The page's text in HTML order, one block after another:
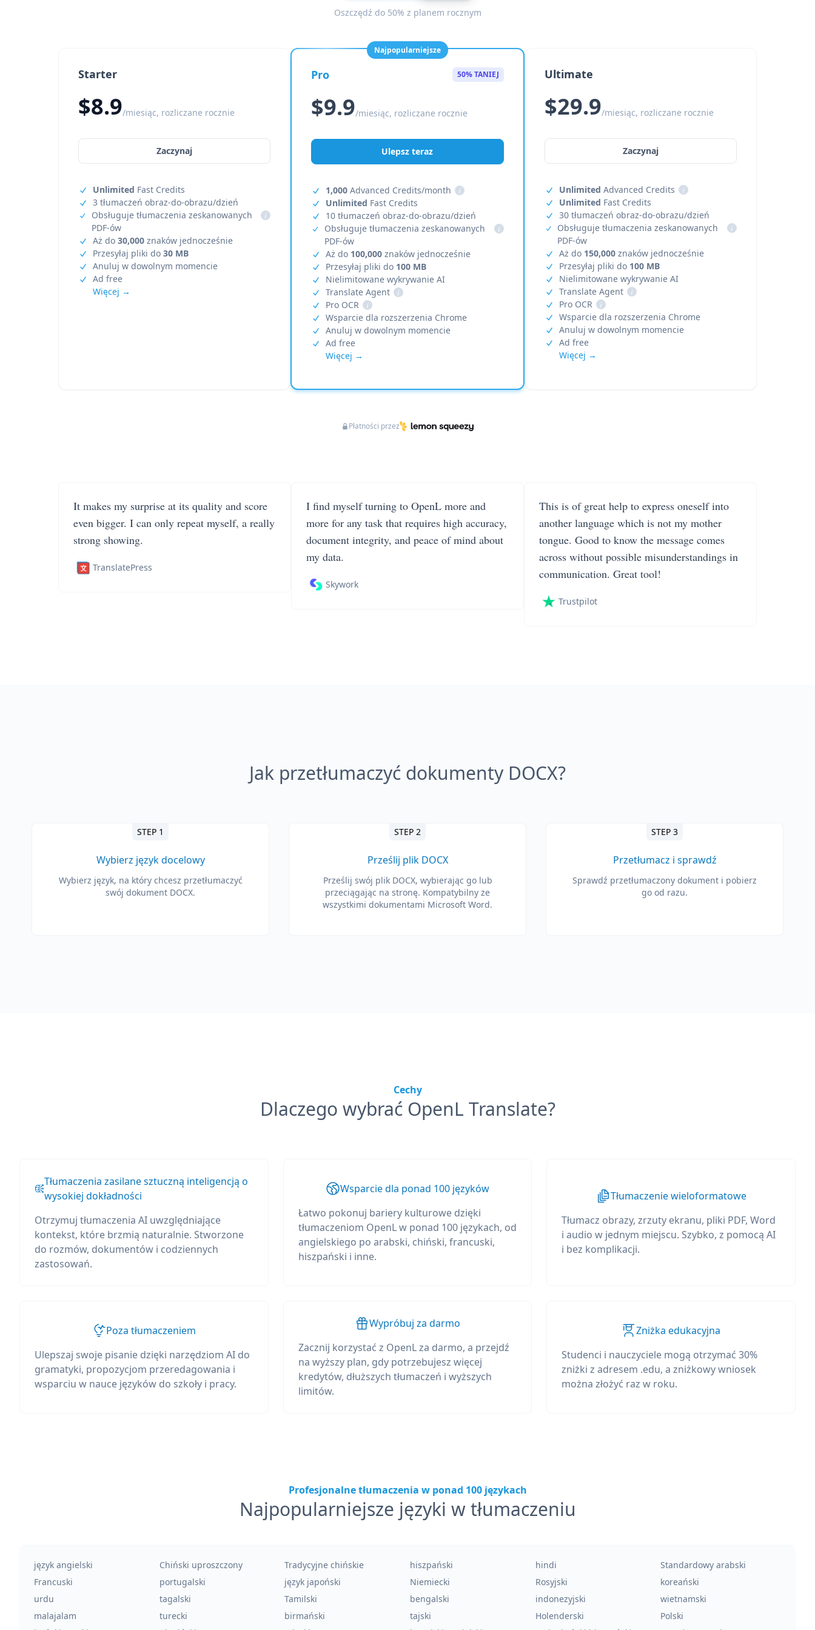
Oszczędź do 50% z planem rocznym
Starter
$8.9/miesiąc, rozliczane rocznie
Zaczynaj
Unlimited Fast Credits
3 tłumaczeń obraz-do-obrazu/dzień
Obsługuje tłumaczenia zeskanowanych
PDF-ów
i
Aż do 30,000 znaków jednocześnie
Przesyłaj pliki do 30 MB
Anuluj w dowolnym momencie
Ad free
Więcej →
Najpopularniejsze
Pro 50% TANIEJ
$9.9/miesiąc, rozliczane rocznie
Ulepsz teraz
1,000 Advanced Credits/month
i
Unlimited Fast Credits
10 tłumaczeń obraz-do-obrazu/dzień
Obsługuje tłumaczenia zeskanowanych
PDF-ów
i
Aż do 100,000 znaków jednocześnie
Przesyłaj pliki do 100 MB
Nielimitowane wykrywanie AI
Translate Agent
i
Pro OCR
i
Wsparcie dla rozszerzenia Chrome
Anuluj w dowolnym momencie
Ad free
Więcej →
Ultimate
$29.9/miesiąc, rozliczane rocznie
Zaczynaj
Unlimited Advanced Credits
i
Unlimited Fast Credits
30 tłumaczeń obraz-do-obrazu/dzień
Obsługuje tłumaczenia zeskanowanych
PDF-ów
i
Aż do 150,000znaków jednocześnie
Przesyłaj pliki do 100 MB
Nielimitowane wykrywanie AI
Translate Agent
i
Pro OCR
i
Wsparcie dla rozszerzenia Chrome
Anuluj w dowolnym momencie
Ad free
Więcej →
Płatności przez
It makes my surprise at its quality and score
even bigger. I can only repeat myself, a really
strong showing.
TranslatePress
I find myself turning to OpenL more and
more for any task that requires high accuracy,
document integrity, and peace of mind about
my data.
Skywork
This is of great help to express oneself into
another language which is not my mother
tongue. Good to know the message comes
across without possible misunderstandings in
communication. Great tool!
Trustpilot
Jak przetłumaczyć dokumenty DOCX?
STEP 1
Wybierz język docelowy
Wybierz język, na który chcesz przetłumaczyć
swój dokument DOCX.
STEP 2
Prześlij plik DOCX
Prześlij swój plik DOCX, wybierając go lub
przeciągając na stronę. Kompatybilny ze
wszystkimi dokumentami Microsoft Word.
STEP 3
Przetłumacz i sprawdź
Sprawdź przetłumaczony dokument i pobierz
go od razu.
Cechy
Dlaczego wybrać OpenL Translate?
Tłumaczenia zasilane sztuczną inteligencją o
wysokiej dokładności
Otrzymuj tłumaczenia AI uwzględniające
kontekst, które brzmią naturalnie. Stworzone
do rozmów, dokumentów i codziennych
zastosowań.
Wsparcie dla ponad 100 języków
Łatwo pokonuj bariery kulturowe dzięki
tłumaczeniom OpenL w ponad 100 językach, od
angielskiego po arabski, chiński, francuski,
hiszpański i inne.
Tłumaczenie wieloformatowe
Tłumacz obrazy, zrzuty ekranu, pliki PDF, Word
i audio w jednym miejscu. Szybko, z pomocą AI
i bez komplikacji.
Poza tłumaczeniem
Ulepszaj swoje pisanie dzięki narzędziom AI do
gramatyki, propozycjom przeredagowania i
wsparciu w nauce języków do szkoły i pracy.
Wypróbuj za darmo
Zacznij korzystać z OpenL za darmo, a przejdź
na wyższy plan, gdy potrzebujesz więcej
kredytów, dłuższych tłumaczeń i wyższych
limitów.
Zniżka edukacyjna
Studenci i nauczyciele mogą otrzymać 30%
zniżki z adresem .edu, a zniżkowy wniosek
można złożyć raz w roku.
Profesjonalne tłumaczenia w ponad 100 językach
Najpopularniejsze języki w tłumaczeniu
język angielski Chiński uproszczony Tradycyjne chińskie hiszpański hindi
Standardowy arabski
Francuski
portugalski język japoński Niemiecki Rosyjski
koreański
urdu
tagalski Tamilski bengalski indonezyjski
wietnamski
malajalam
turecki birmański tajski Holenderski
Polski